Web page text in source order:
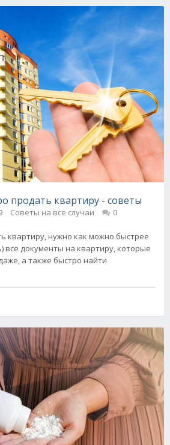
продать квартиру - советы
Советы на все случаи 0
квартиру, нужно как можно быстрее
все документы на квартиру, которые
а также быстро найти